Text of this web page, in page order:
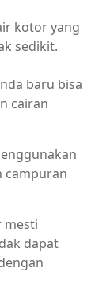
kotor yang
sedikit.
baru bisa
cairan
campuran
mesti
dapat